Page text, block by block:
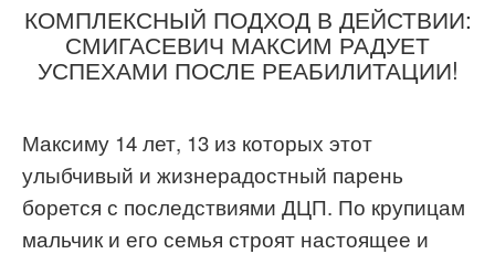
КОМПЛЕКСНЫЙ ПОДХОД В ДЕЙСТВИИ:
СМИГАСЕВИЧ МАКСИМ РАДУЕТ
УСПЕХАМИ ПОСЛЕ РЕАБИЛИТАЦИИ!
Максиму 14 лет, 13 из которых этот
улыбчивый и жизнерадостный парень
борется с последствиями ДЦП. По крупицам
мальчик и его семья строят настоящее и